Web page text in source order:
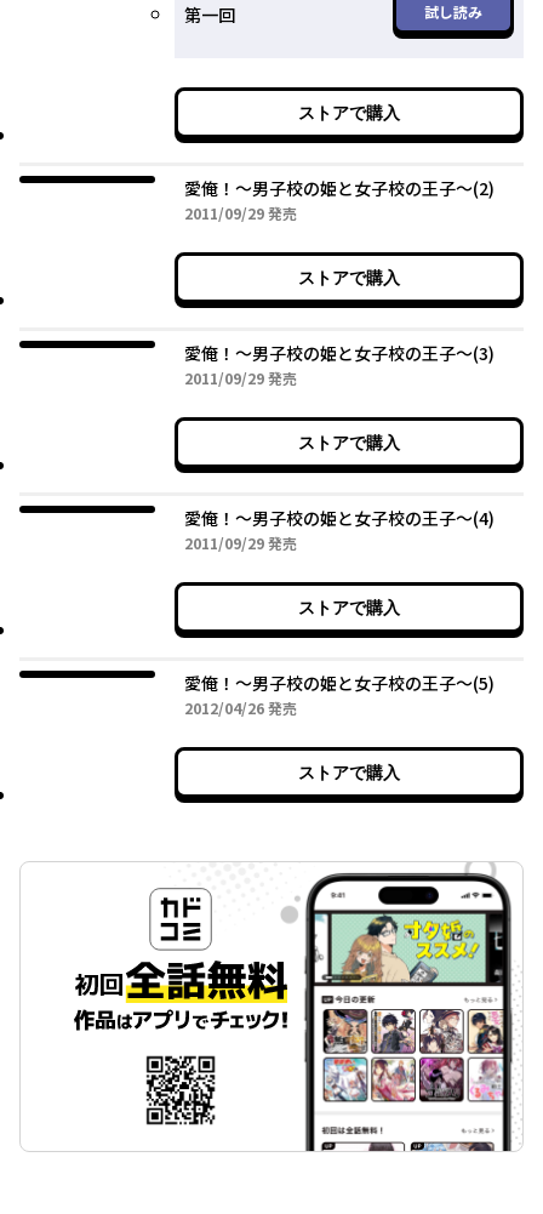
第一回 試し読み
ストアで購入
愛俺！～男子校の姫と女子校の王子～(2)
2011/09/292011年09月29日
発売
ストアで購入
愛俺！～男子校の姫と女子校の王子～(3)
2011/09/292011年09月29日
発売
ストアで購入
愛俺！～男子校の姫と女子校の王子～(4)
2011/09/292011年09月29日
発売
ストアで購入
愛俺！～男子校の姫と女子校の王子～(5)
2012/04/262012年04月26日
発売
ストアで購入